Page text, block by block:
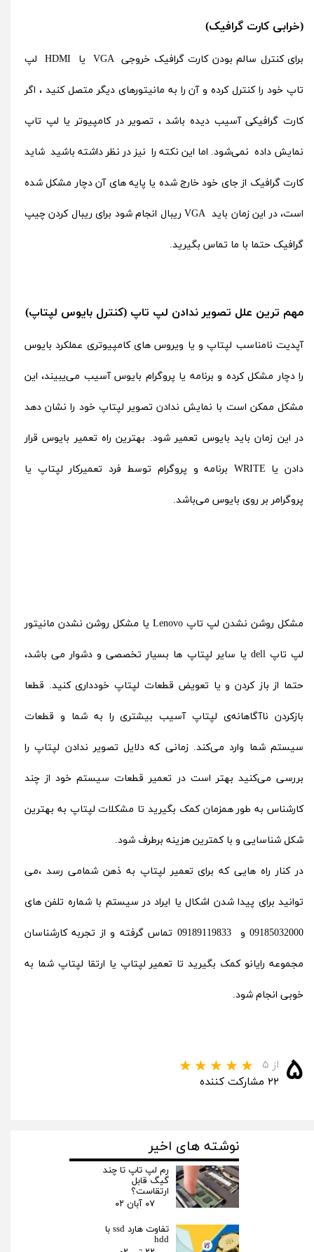
(خرابی کارت گرافیک)
برای کنترل سالم بودن کارت گرافیک خروجی VGA یا HDMI لپ
تاپ خود را کنترل کرده و آن را به مانیتورهای دیگر متصل کنید ، اگر
کارت گرافیکی آسیب دیده باشد ، تصویر در کامپیوتر یا لپ تاپ
نمایش داده نمی‌شود. اما این نکته را نیز در نظر داشته باشید شاید
کارت گرافیک از جای خود خارج شده یا پایه های آن دچار مشکل شده
است، در این زمان باید VGA ریبال انجام شود برای ریبال کردن چیپ
گرافیک حتما با ما تماس بگیرید.
مهم ترین علل تصویر ندادن لپ تاپ (کنترل بایوس لپتاپ)
آپدیت نامناسب لپتاپ و یا ویروس های کامپیوتری عملکرد بایوس
را دچار مشکل کرده و برنامه یا پروگرام بایوس آسیب می‌یبیند، این
مشکل ممکن است با نمایش ندادن تصویر لپتاپ خود را نشان دهد
در این زمان باید بایوس تعمیر شود. بهترین راه تعمیر بایوس قرار
دادن یا WRITE برنامه و پروگرام توسط فرد تعمیرکار لپتاپ یا
پروگرامر بر روی بایوس می‌باشد.
مشکل روشن نشدن لپ تاپ Lenovo یا مشکل روشن نشدن مانیتور
لپ تاپ dell یا سایر لپتاپ ها بسیار تخصصی و دشوار می باشد،
حتما از باز کردن و یا تعویض قطعات لپتاپ خودداری کنید. قطعا
بازکردن ناآگاهانه‌ی لپتاپ آسیب بیشتری را به شما و قطعات
سیستم شما وارد می‌کند. زمانی که دلایل تصویر ندادن لپتاپ را
بررسی می‌کنید بهتر است در تعمیر قطعات سیستم خود از چند
کارشناس به طور همزمان کمک بگیرید تا مشکلات لپتاپ به بهترین
شکل شناسایی و با کمترین هزینه برطرف شود.
در کنار راه هایی که برای تعمیر لپتاپ به ذهن شمامی رسد ،می
توانید برای پیدا شدن اشکال یا ایراد در سیستم با شماره تلفن های
09185032000 و 09189119833 تماس گرفته و از تجربه کارشناسان
مجموعه رایانو کمک بگیرید تا تعمیر لپتاپ یا ارتقا لپتاپ شما به
خوبی انجام شود.
۵ از ۵
۲۲ مشارکت کننده
نوشته های اخیر
رم لپ تاپ تا چند
گیگ قابل
ارتقاست؟
۰۷ آبان ۰۲
تفاوت هارد ssd با
hdd